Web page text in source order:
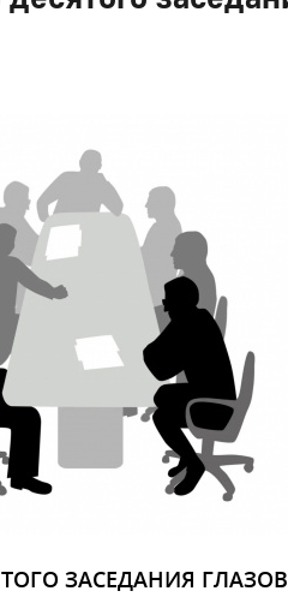
ЗАСЕДАНИЯ